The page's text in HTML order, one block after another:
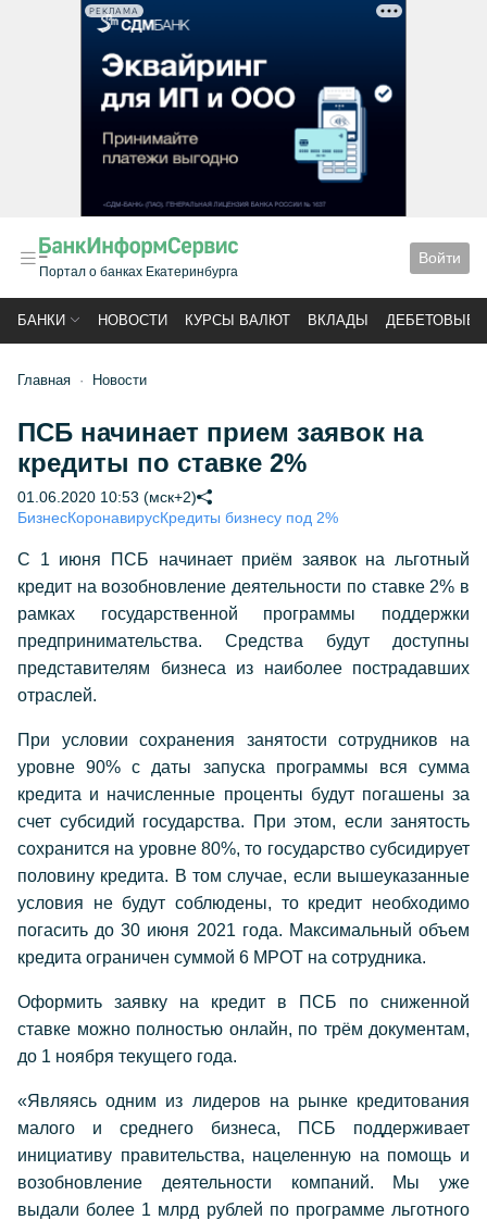
РЕКЛАМА
Портал о банках Екатеринбурга
Войти
БАНКИ НОВОСТИ КУРСЫ ВАЛЮТ ВКЛАДЫ ДЕБЕТОВЫЕ
Главная Новости
ПСБ начинает прием заявок на
кредиты по ставке 2%
01.06.2020 10:53 (мск+2)
БизнесКоронавирусКредиты бизнесу под 2%
С 1 июня ПСБ начинает приём заявок на льготный
кредит на возобновление деятельности по ставке 2% в
рамках государственной программы поддержки
предпринимательства. Средства будут доступны
представителям бизнеса из наиболее пострадавших
отраслей.
При условии сохранения занятости сотрудников на
уровне 90% с даты запуска программы вся сумма
кредита и начисленные проценты будут погашены за
счет субсидий государства. При этом, если занятость
сохранится на уровне 80%, то государство субсидирует
половину кредита. В том случае, если вышеуказанные
условия не будут соблюдены, то кредит необходимо
погасить до 30 июня 2021 года. Максимальный объем
кредита ограничен суммой 6 МРОТ на сотрудника.
Оформить заявку на кредит в ПСБ по сниженной
ставке можно полностью онлайн, по трём документам,
до 1 ноября текущего года.
«Являясь одним из лидеров на рынке кредитования
малого и среднего бизнеса, ПСБ поддерживает
инициативу правительства, нацеленную на помощь и
возобновление деятельности компаний. Мы уже
выдали более 1 млрд рублей по программе льготного